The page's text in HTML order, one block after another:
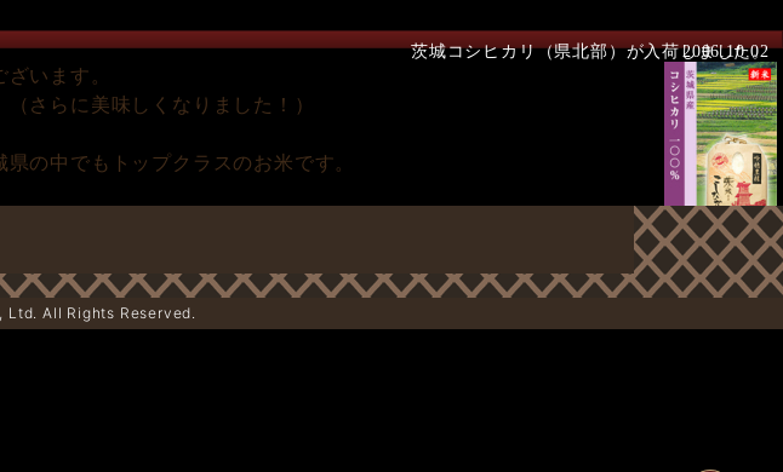
茨城コシヒカリ（県北部）が入荷しました。
2006.10.02
います。
さらに美味しくなりました！）
の中でもトップクラスのお米です。
Ltd. All Rights Reserved.